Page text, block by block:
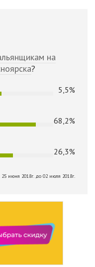
на
?
5,5%
68,2%
26,3%
июня 2018г. до 02 июля 2018г.